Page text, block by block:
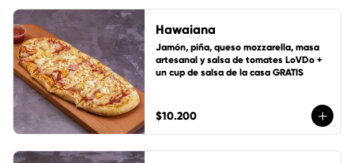
Hawaiana
Jamón, piña, queso mozzarella, masa
artesanal y salsa de tomates LoVDo +
un cup de salsa de la casa GRATIS
$10.200